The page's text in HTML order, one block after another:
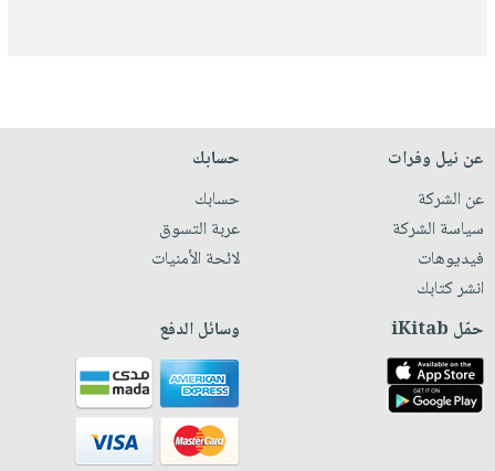
عن نيل وفرات
عن الشركة
سياسة الشركة
فيديوهات
انشر كتابك
حسابك
حسابك
عربة التسوق
لائحة الأمنيات
حمّل iKitab وسائل الدفع